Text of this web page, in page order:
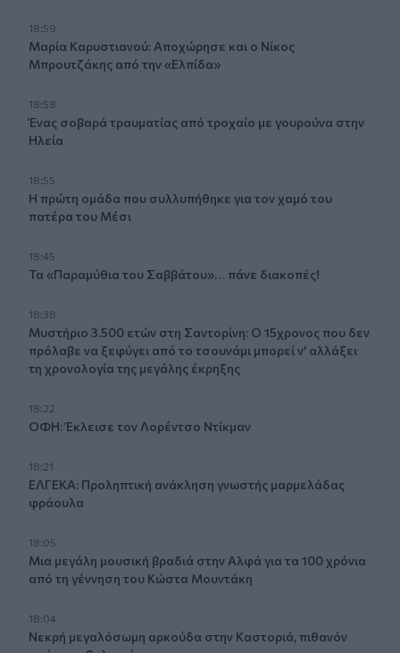
18:59
Μαρία Καρυστιανού: Αποχώρησε και ο Νίκος
Μπρουτζάκης από την «Ελπίδα»
18:58
Ένας σοβαρά τραυματίας από τροχαίο με γουρούνα στην
Ηλεία
18:55
Η πρώτη ομάδα που συλλυπήθηκε για τον χαμό του
πατέρα του Μέσι
18:45
Τα «Παραμύθια του Σαββάτου»… πάνε διακοπές!
18:38
Μυστήριο 3.500 ετών στη Σαντορίνη: Ο 15χρονος που δεν
πρόλαβε να ξεφύγει από το τσουνάμι μπορεί ν' αλλάξει
τη χρονολογία της μεγάλης έκρηξης
18:22
ΟΦΗ: Έκλεισε τον Λορέντσο Ντίκμαν
18:21
ΕΛΓΕΚΑ: Προληπτική ανάκληση γνωστής μαρμελάδας
φράουλα
18:05
Μια μεγάλη μουσική βραδιά στην Αλφά για τα 100 χρόνια
από τη γέννηση του Κώστα Μουντάκη
18:04
Νεκρή μεγαλόσωμη αρκούδα στην Καστοριά, πιθανόν